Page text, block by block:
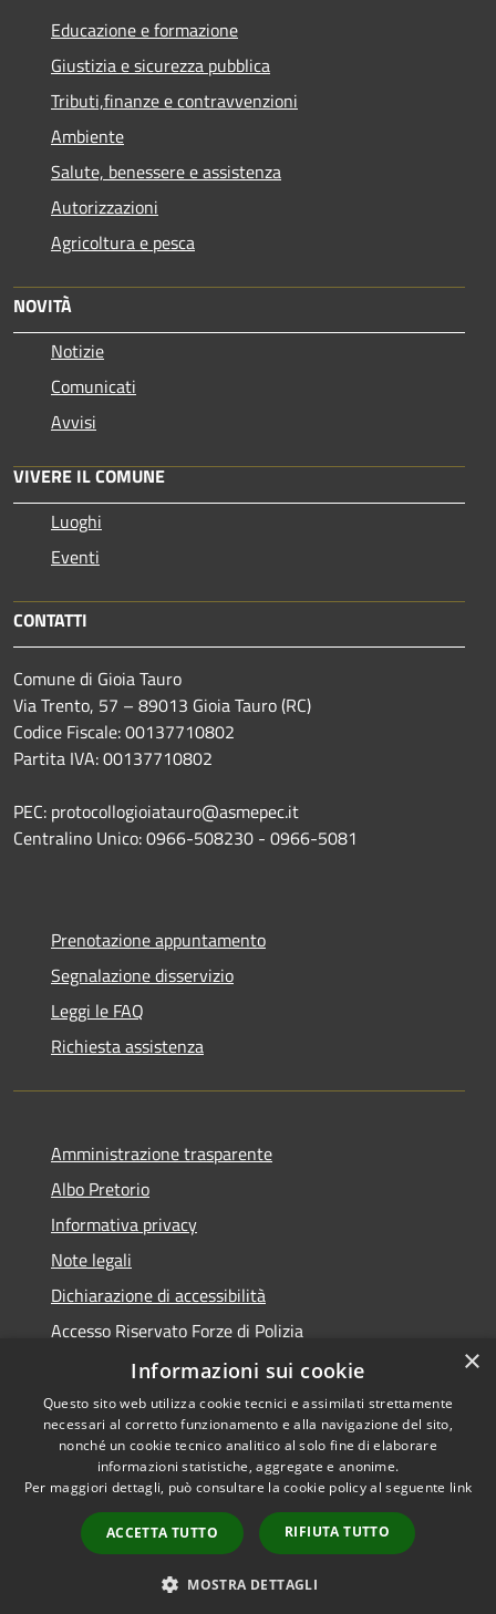
Educazione e formazione
Giustizia e sicurezza pubblica
Tributi,finanze e contravvenzioni
Ambiente
Salute, benessere e assistenza
Autorizzazioni
Agricoltura e pesca
NOVITÀ
Notizie
Comunicati
Avvisi
VIVERE IL COMUNE
Luoghi
Eventi
CONTATTI
Comune di Gioia Tauro
Via Trento, 57 – 89013 Gioia Tauro (RC)
Codice Fiscale: 00137710802
Partita IVA: 00137710802
PEC: protocollogioiatauro@asmepec.it
Centralino Unico: 0966-508230 - 0966-5081
Prenotazione appuntamento
Segnalazione disservizio
Leggi le FAQ
Richiesta assistenza
Amministrazione trasparente
Albo Pretorio
Informativa privacy
Note legali
Dichiarazione di accessibilità
Accesso Riservato Forze di Polizia
Archivio vecchio sito
RSS
Accessibilità
Copyright © 2026 • Comune di
Gioia Tauro • Powered by
Municipium•
Accesso
redazione
×
Informazioni sui cookie
Questo sito web utilizza cookie tecnici e assimilati strettamente
necessari al corretto funzionamento e alla navigazione del sito,
nonché un cookie tecnico analitico al solo fine di elaborare
informazioni statistiche, aggregate e anonime.
Per maggiori dettagli, può consultare la cookie policy al seguente link
ACCETTA TUTTO RIFIUTA TUTTO
MOSTRA DETTAGLI